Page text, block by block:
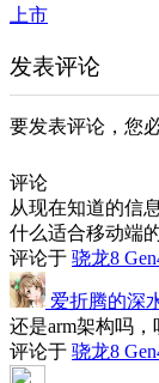
上市
发表评论
要发表评论，您
评论
从现在知道的信
什么适合移动端
评论于 骁龙8
爱折腾的深
还是arm架构吗
评论于 骁龙8